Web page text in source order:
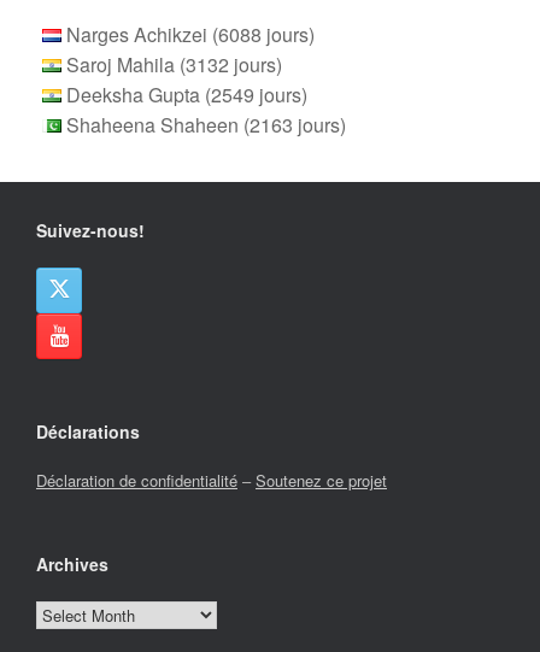
Narges Achikzei (6088 jours)
Saroj Mahila (3132 jours)
Deeksha Gupta (2549 jours)
Shaheena Shaheen (2163 jours)
Suivez-nous!
Déclarations
Déclaration de confidentialité –Soutenez ce projet
Archives
Archives